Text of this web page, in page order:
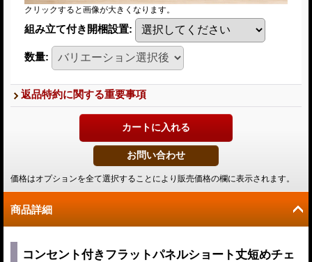
クリックすると画像が大きくなります。
組み立て付き開梱設置:
数量:
返品特約に関する重要事項
価格はオプションを全て選択することにより販売価格の欄に表示されます。
商品詳細
コンセント付きフラットパネルショート丈短めチェ